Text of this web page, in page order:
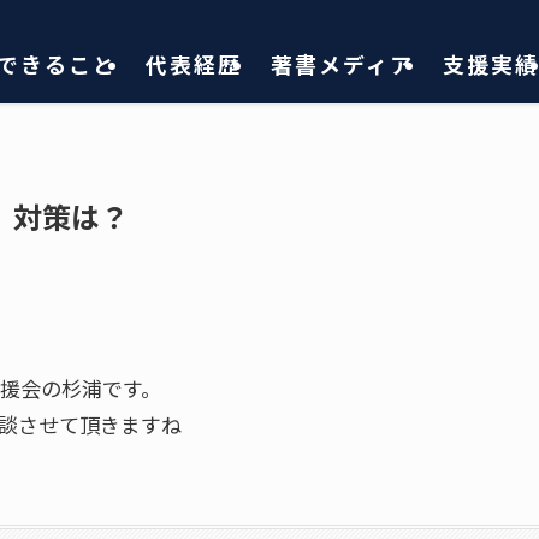
きること 代表経歴 著書メディア 支援実績
策は？
会の杉浦です。
させて頂きますね